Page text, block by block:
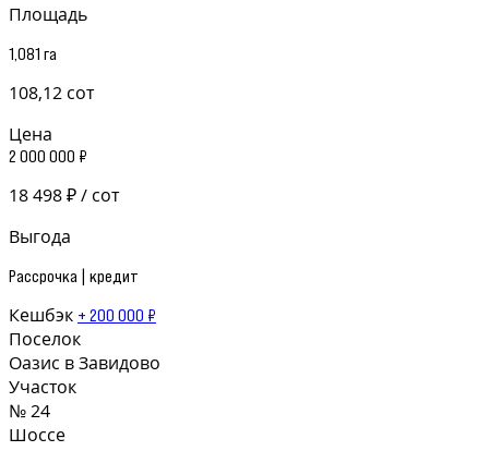
Площадь
1,081 га
108,12 сот
Цена
2 000 000 ₽
18 498 ₽ / сот
Выгода
Рассрочка | кредит
Кешбэк + 200 000 ₽
Поселок
Оазис в Завидово
Участок
№ 24
Шоссе